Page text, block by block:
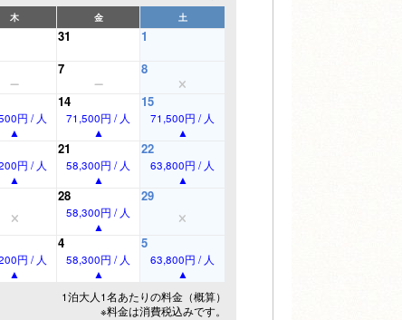
木 金 土
31
1
7
8
円 / 人
14
71,500円 / 人
15
71,500円 / 人
円 / 人
21
58,300円 / 人
22
63,800円 / 人
28
58,300円 / 人
29
円 / 人
4
58,300円 / 人
5
63,800円 / 人
1泊大人1名あたりの料金（概算）
※料金は消費税込みです。